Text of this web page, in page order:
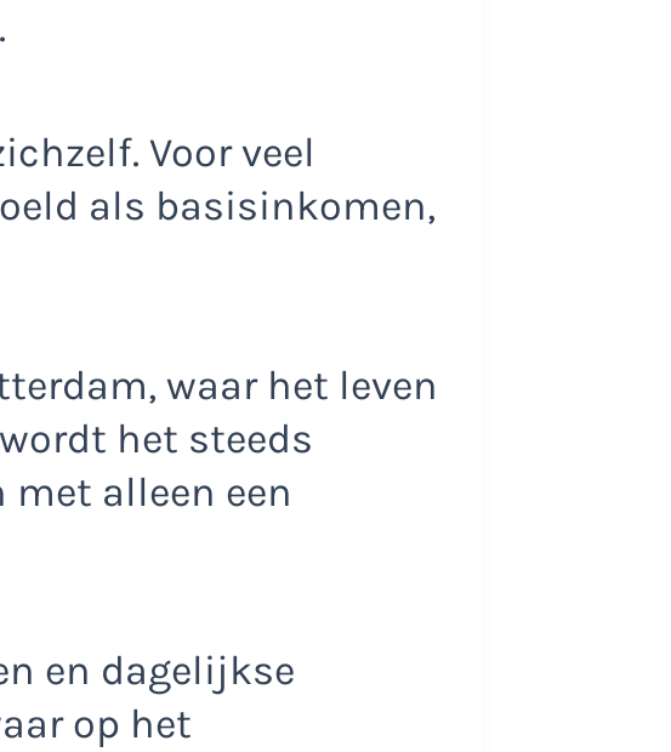
Voor veel
als basisinkomen,
waar het leven
het steeds
alleen een
en dagelijkse
op het